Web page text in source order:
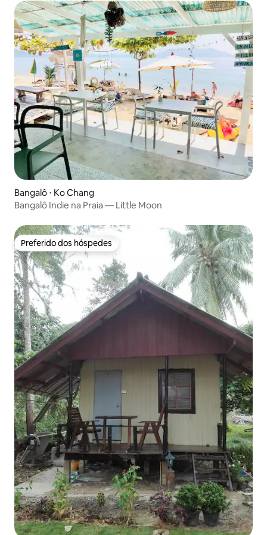
Bangalô ⋅ Ko Chang
Bangalô Indie na Praia — Little Moon
Preferido dos hóspedes
Preferido dos hóspedes